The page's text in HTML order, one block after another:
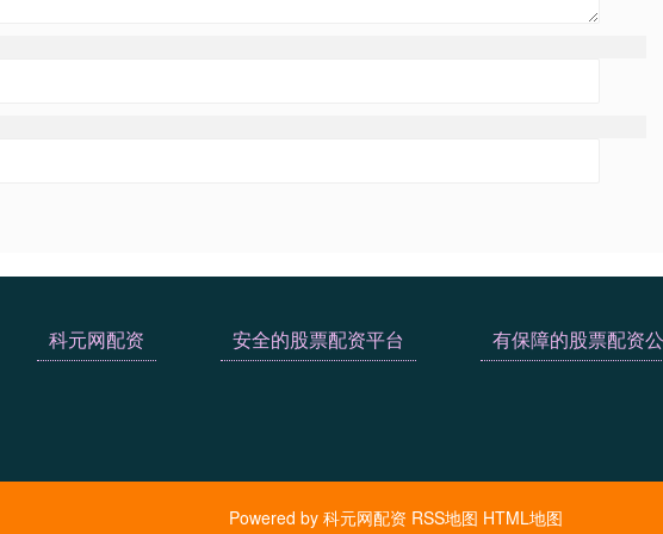
科元网配资 安全的股票配资平台 有保障的股票配资
Powered by 科元网配资 RSS地图 HTML地图